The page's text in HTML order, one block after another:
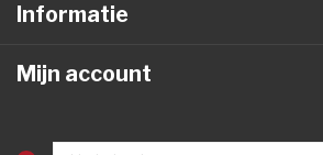
Informatie
Mijn account